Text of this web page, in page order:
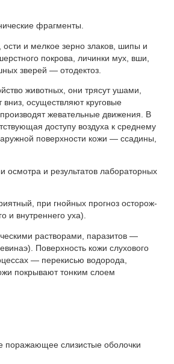
фрагменты.
и мелкое зерно злаков, шипы и
покрова, личинки мух, вши,
зверей — отодектоз.
животных, они трясут ушами,
осуществляют круговые
жевательные движения. В
доступу воздуха к среднему
поверх­ности кожи — ссадины,
осмотра и результатов лабораторных
при гнойных прогноз осторож­
и внутреннего уха).
растворами, паразитов —
Поверхность кожи слухового
— перекисью водорода,
покры­вают тонким слоем
поражающее слизистые оболочки